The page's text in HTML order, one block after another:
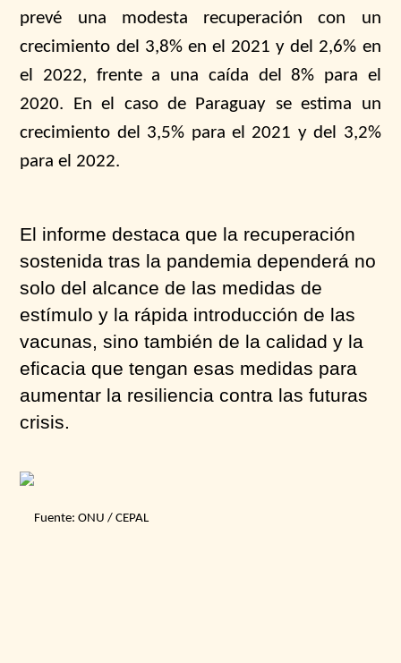
prevé una modesta recuperación con un
crecimiento del 3,8% en el 2021 y del 2,6% en
el 2022, frente a una caída del 8% para el
2020. En el caso de Paraguay se estima un
crecimiento del 3,5% para el 2021 y del 3,2%
para el 2022.
El informe destaca que la recuperación
sostenida tras la pandemia dependerá no
solo del alcance de las medidas de
estímulo y la rápida introducción de las
vacunas, sino también de la calidad y la
eficacia que tengan esas medidas para
aumentar la resiliencia contra las futuras
crisis.
Fuente: ONU / CEPAL